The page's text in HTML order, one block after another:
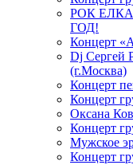
РОК
ГОД!
Концерт
Dj Сергей
(г.Москва)
Концерт
Концерт
Оксана
Концерт
Мужское
Концерт